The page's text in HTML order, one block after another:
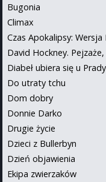
Bugonia
Climax
Czas Apokalipsy: Wersja
David Hockney.
Diabeł ubiera się u
Do utraty tchu
Dom dobry
Donnie Darko
Drugie życie
Dzieci z Bullerbyn
Dzień objawienia
Ekipa zwierzaków